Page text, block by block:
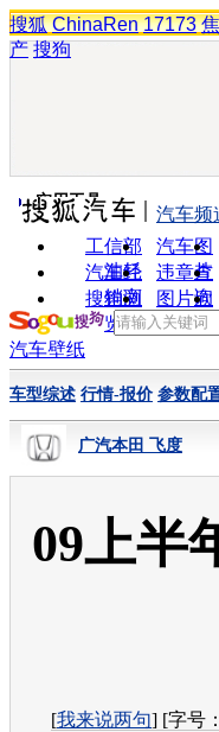
搜狐 ChinaRen 17173
产 搜狗
实用工具
工信部
油耗
汽车图
片
汽车经
销商
违章查
询
搜狗浏
览器
图片欣
赏
汽车频
汽车壁纸
车型综述 行情-报价 参数配
广汽本田 飞度
09上半
[我来说两句] [字号：